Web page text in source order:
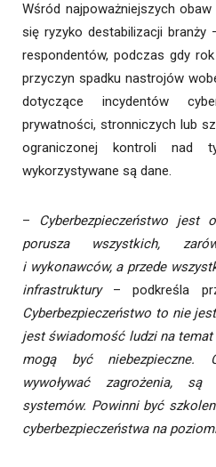
Wśród najpoważniejszych
się ryzyko destabilizacji branży
respondentów, podczas gdy
przyczyn spadku nastrojów
dotyczące incydentów
prywatności, stronniczych lub
ograniczonej kontroli
wykorzystywane są dane.
– Cyberbezpieczeństwo jest
porusza wszystkich,
i wykonawców, a przede
infrastruktury – podkreśla
Cyberbezpieczeństwo to nie
jest świadomość ludzi na
mogą być niebezpieczne.
wywoływać zagrożenia,
systemów. Powinni być
cyberbezpieczeństwa na